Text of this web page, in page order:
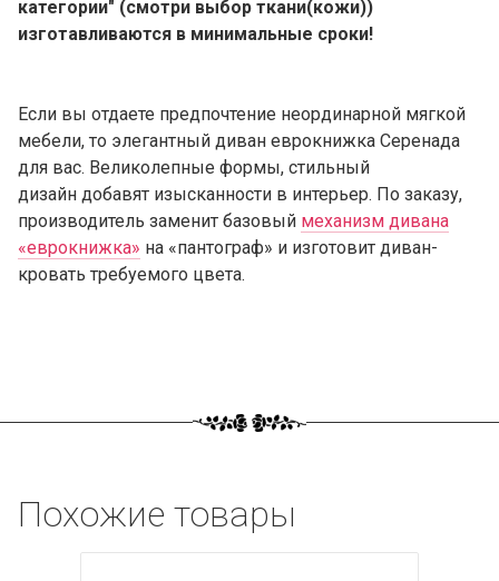
категории" (смотри выбор ткани(кожи))
изготавливаются в минимальные сроки!
Если вы отдаете предпочтение неординарной мягкой
мебели, то элегантный диван еврокнижка Серенада
для вас. Великолепные формы, стильный
дизайн добавят изысканности в интерьер. По заказу,
производитель заменит базовый механизм дивана
«еврокнижка» на «пантограф» и изготовит диван-
кровать требуемого цвета.
Похожие товары